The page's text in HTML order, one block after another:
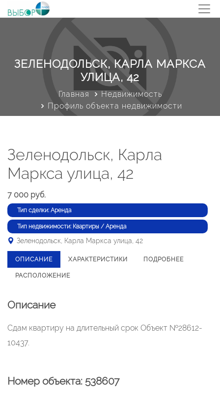
ЗЕЛЕНОДОЛЬСК, КАРЛА МАРКСА
УЛИЦА, 42
Главная
Недвижимость
Профиль объекта недвижимости
Зеленодольск, Карла
Маркса улица, 42
7 000 руб.
Тип сделки: Аренда
Тип недвижимости: Квартиры / Аренда
Зеленодольск, Карла Маркса улица, 42
ОПИСАНИЕ ХАРАКТЕРИСТИКИ ПОДРОБНЕЕ
РАСПОЛОЖЕНИЕ
Описание
Сдам квартиру на длительный срок Объект №28612-
10437.
Номер объекта: 538607